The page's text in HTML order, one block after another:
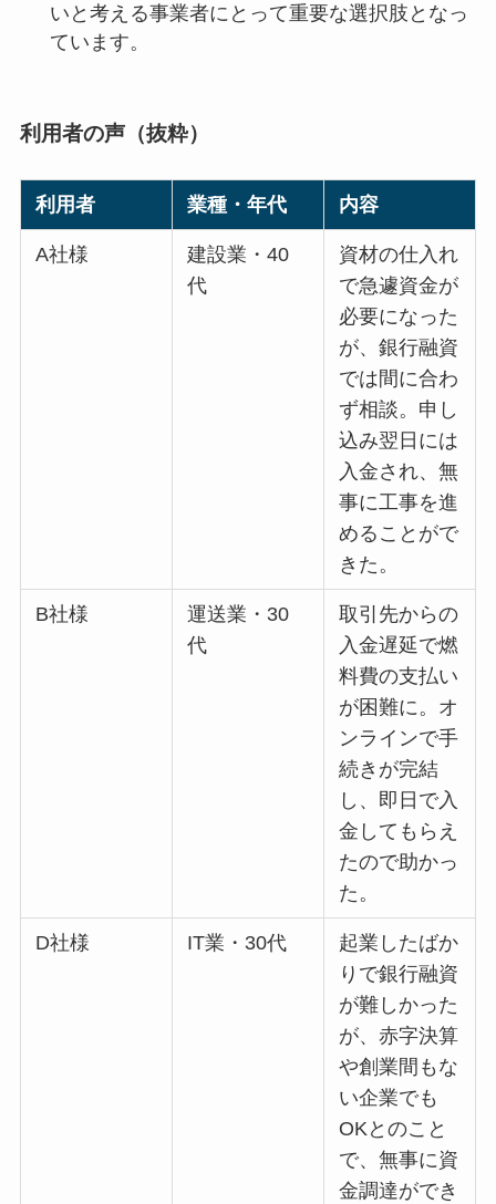
いと考える事業者にとって重要な選択肢となっ
ています。
利用者の声（抜粋）
利用者 業種・年代 内容
A社様
建設業・40
代
資材の仕入れ
で急遽資金が
必要になった
が、銀行融資
では間に合わ
ず相談。申し
込み翌日には
入金され、無
事に工事を進
めることがで
きた。
B社様
運送業・30
代
取引先からの
入金遅延で燃
料費の支払い
が困難に。オ
ンラインで手
続きが完結
し、即日で入
金してもらえ
たので助かっ
た。
D社様 IT業・30代
起業したばか
りで銀行融資
が難しかった
が、赤字決算
や創業間もな
い企業でも
OKとのこと
で、無事に資
金調達ができ